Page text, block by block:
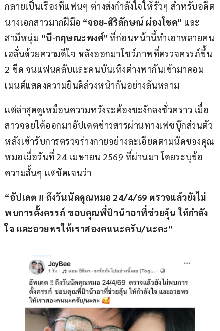
กลายเป็นเรื่องที่แฟนๆ ต่างส่งกำลังใจให้รัวๆ สำหรับอดีต
นางเอกสาวมากฝีมือ “จอย-ศิริลักษณ์ ผ่องโชค” และ
สามีหนุ่ม “บี-กฤษณะพงศ์” ที่ก่อนหน้านี้ทำเอาหลายคน
เฮลั่นด้วยความดีใจ หลังออกมาโชว์ภาพที่ตรวจครรภ์ขึ้น
2 ขีด จนแฟนคลับและคนบันเทิงต่างพากันเข้ามาคอม
เมนต์แสดงความยินดีล่วงหน้ากันอย่างล้นหลาม
แต่ล่าสุดดูเหมือนความหวังจะต้องชะงักลงชั่วคราว เมื่อ
สาวจอยได้ออกมาอัปเดตข่าวสารผ่านทางเฟซบุ๊กส่วนตัว
หลังเข้ารับการตรวจร่างกายอย่างละเอียดตามนัดของคุณ
หมอเมื่อวันที่ 24 เมษายน 2569 ที่ผ่านมา โดยระบุข้อ
ความสั้นๆ แต่ชัดเจนว่า
“อัปเดต !! ถึงวันนัดคุณหมอ 24/4/69 ตรวจแล้วยังไม่
พบการตั้งครรภ์ ขอบคุณพี่ป้าน้าอาที่ช่วยลุ้น ให้กำลัง
ใจ และอวยพรให้เราสองคนนะครับ/นะคะ”